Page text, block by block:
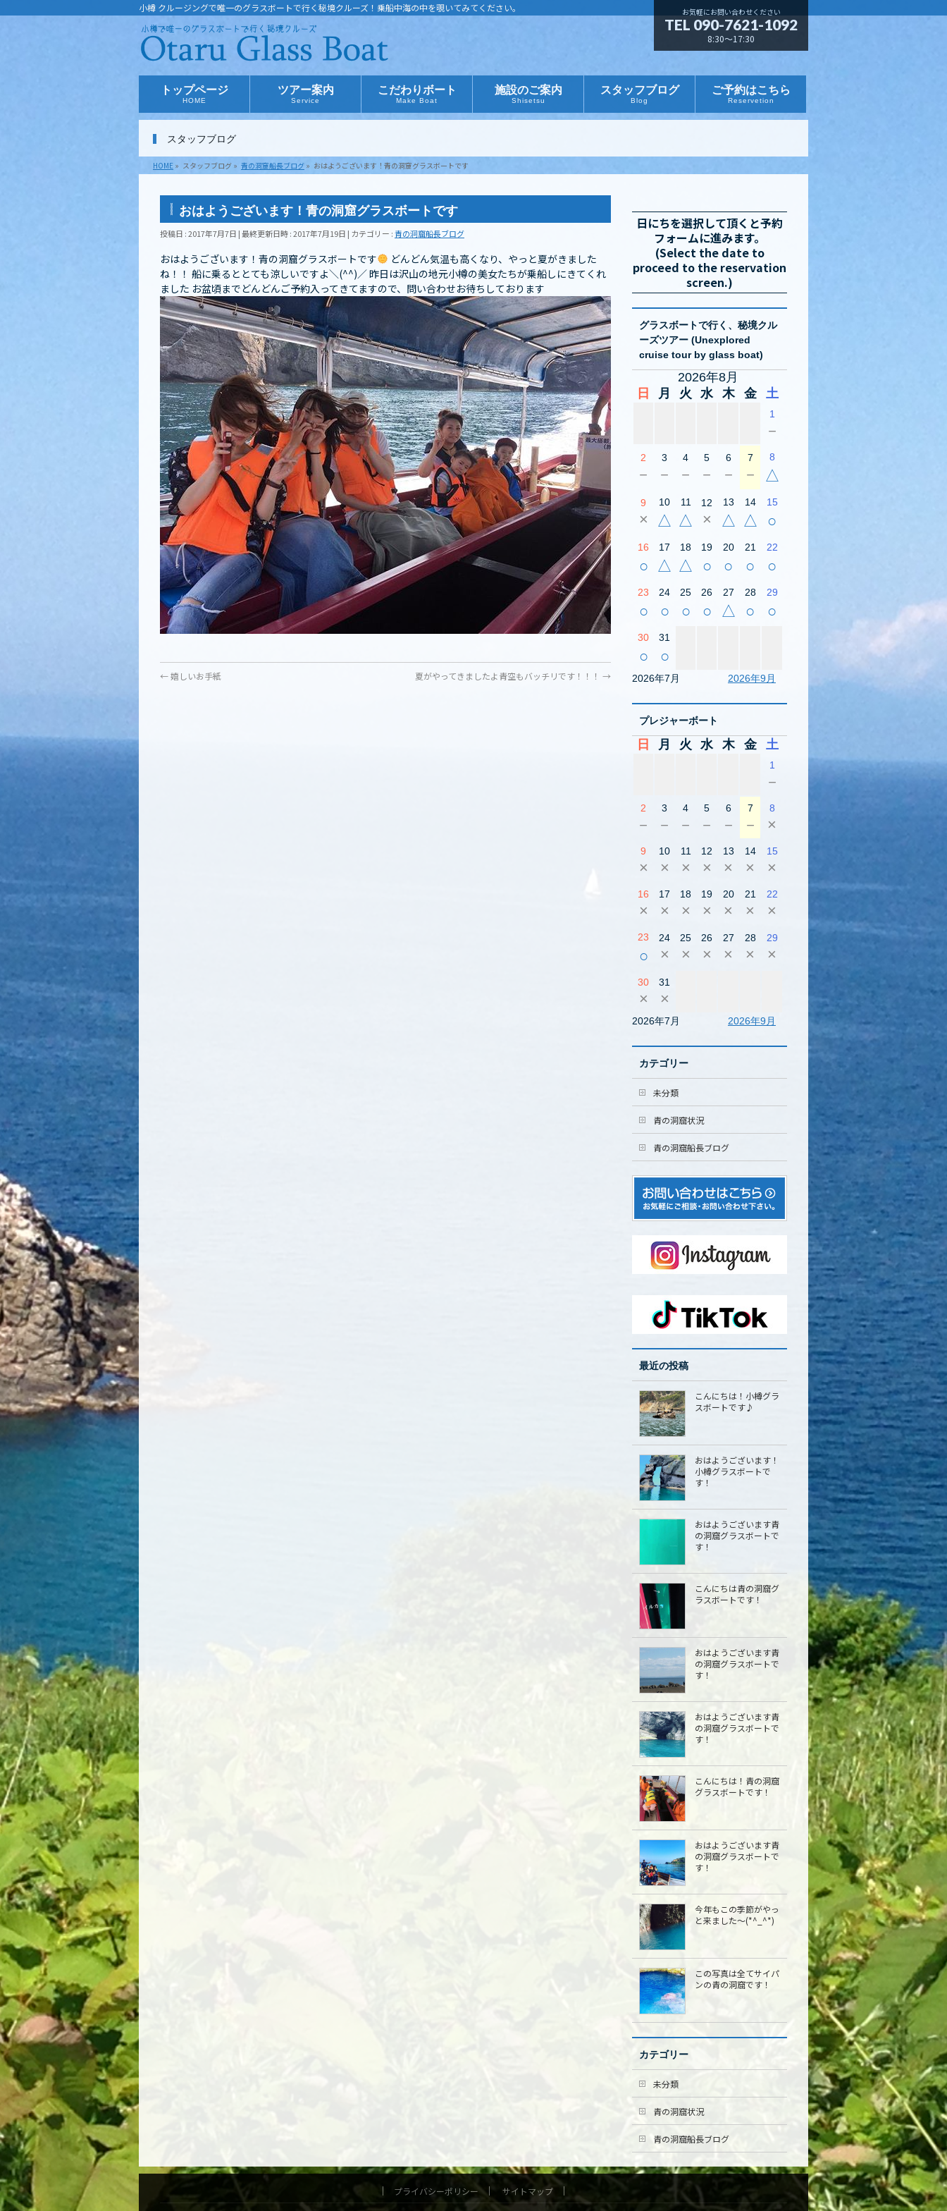
小樽 クルージングで唯一のグラスボートで行く秘境クルーズ！乗船中海の中を覗いてみてください。 お気軽にお問い合わせください
TEL 090-7621-1092
8:30～17:30
トップページ
HOME
ツアー案内
Service
こだわりボート
Make Boat
施設のご案内
Shisetsu
スタッフブログ
Blog
ご予約はこちら
Reservetion
スタッフブログ
HOME » スタッフブログ » 青の洞窟船長ブログ » おはようございます！青の洞窟グラスボートです
おはようございます！青の洞窟グラスボートです
投稿日 : 2017年7月7日 最終更新日時 : 2017年7月19日 カテゴリー :青の洞窟船長ブログ
おはようございます！青の洞窟グラスボートです
どんどん気温も高くなり、やっと夏がきました
ね！！ 船に乗るととても涼しいですよ＼(^^)／ 昨日は沢山の地元小樽の美女たちが乗船しにきてくれ
ました お盆頃までどんどんご予約入ってきてますので、問い合わせお待ちしております
←嬉しいお手紙 夏がやってきましたよ青空もバッチリです！！！ →
日にちを選択して頂くと予約
フォームに進みます。
(Select the date to
proceed to the reservation
screen.)
グラスボートで行く、秘境クル
ーズツアー (Unexplored
cruise tour by glass boat)
2026年8月
日
月 火 水 木 金 土
1
－
2
－
3
－
4
－
5
－
6
－
7
－
8
△
9
×
10
△
11
△
12
×
13
△
14
△
15
○
16
○
17
△
18
△
19
○
20
○
21
○
22
○
23
○
24
○
25
○
26
○
27
△
28
○
29
○
30
○
31
○
2026年7月 2026年9月
プレジャーボート
日 月 火 水 木 金 土
1
－
2
－
3
－
4
－
5
－
6
－
7
－
8
×
9
×
10
×
11
×
12
×
13
×
14
×
15
×
16
×
17
×
18
×
19
×
20
×
21
×
22
×
23
○
24
×
25
×
26
×
27
×
28
×
29
×
30
×
31
×
2026年7月 2026年9月
カテゴリー
未分類
青の洞窟状況
青の洞窟船長ブログ
最近の投稿
こんにちは！小樽グラ
スボートです♪
おはようございます！
小樽グラスボートで
す！
おはようございます青
の洞窟グラスボートで
す！
こんにちは青の洞窟グ
ラスボートです！
おはようございます青
の洞窟グラスボートで
す！
おはようございます青
の洞窟グラスボートで
す！
こんにちは︎！青の洞窟
グラスボートです！
おはようございます青
の洞窟グラスボートで
す！
今年もこの季節がやっ
と来ました〜(*^_^*)
この写真は全てサイパ
ンの青の洞窟です！
カテゴリー
未分類
青の洞窟状況
青の洞窟船長ブログ
プライバシーポリシー サイトマップ